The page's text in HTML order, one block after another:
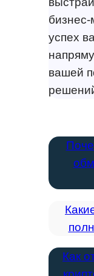
успех
вашей
Как